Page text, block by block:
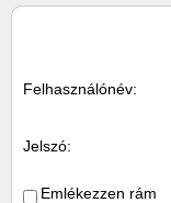
Felhasználónév:
Jelszó:
Emlékezzen rám